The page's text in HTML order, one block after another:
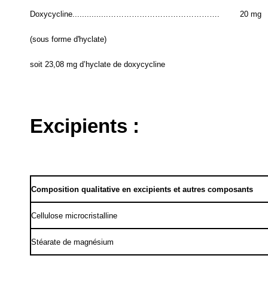
Doxycycline...............……………………………………. 20 mg
(sous forme d'hyclate)
soit 23,08 mg d’hyclate de doxycycline
Excipients :
Composition qualitative en excipients et autres composants
Cellulose microcristalline
Stéarate de magnésium